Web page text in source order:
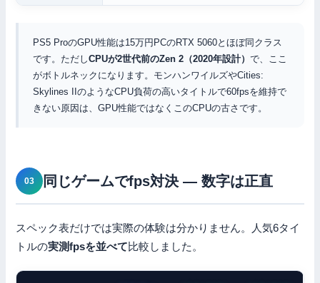
PS5 ProのGPU性能は15万円PCのRTX 5060とほぼ同クラス
です。ただしCPUが2世代前のZen 2（2020年設計）で、ここ
がボトルネックになります。モンハンワイルズやCities:
Skylines IIのようなCPU負荷の高いタイトルで60fpsを維持で
きない原因は、GPU性能ではなくこのCPUの古さです。
同じゲームでfps対決 — 数字は正直
スペック表だけでは実際の体験は分かりません。人気6タイ
トルの実測fpsを並べて比較しました。